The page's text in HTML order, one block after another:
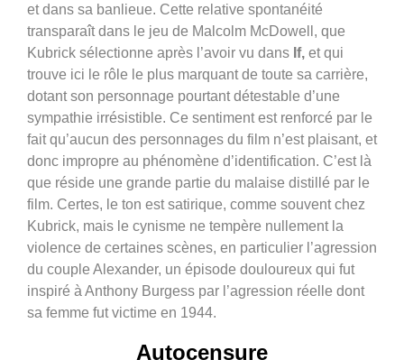
et dans sa banlieue. Cette relative spontanéité
transparaît dans le jeu de Malcolm McDowell, que
Kubrick sélectionne après l’avoir vu dans If, et qui
trouve ici le rôle le plus marquant de toute sa carrière,
dotant son personnage pourtant détestable d’une
sympathie irrésistible. Ce sentiment est renforcé par le
fait qu’aucun des personnages du film n’est plaisant, et
donc impropre au phénomène d’identification. C’est là
que réside une grande partie du malaise distillé par le
film. Certes, le ton est satirique, comme souvent chez
Kubrick, mais le cynisme ne tempère nullement la
violence de certaines scènes, en particulier l’agression
du couple Alexander, un épisode douloureux qui fut
inspiré à Anthony Burgess par l’agression réelle dont
sa femme fut victime en 1944.
Autocensure